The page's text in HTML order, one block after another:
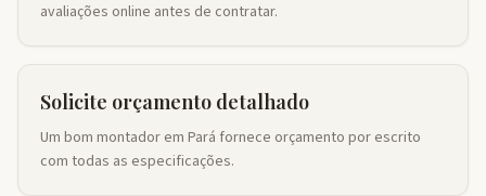
avaliações online antes de contratar.
Solicite orçamento detalhado
Um bom montador em Pará fornece orçamento por escrito
com todas as especificações.